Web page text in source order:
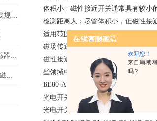
欢迎您！
来自局域
吗？
体积小‌：磁性接近开关通常具有较小
检测距离大‌：尽管体积小，但磁性接
适用范围广‌：由于磁场能通过很多非
磁场传送至远距离。这使得磁性接近
磁性接近开关的应用领域包括工业自
些领域中得到了广泛应用。
BE80-A100K接近开关圆盘式
光电开关 GJ12受光 光电开关 GJ12感光
光电开关 GJ-612R GJ-612BG GJ-211G